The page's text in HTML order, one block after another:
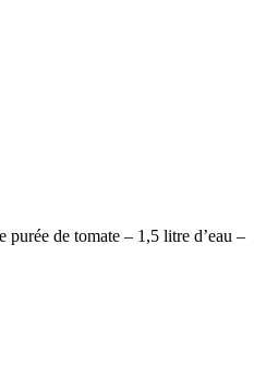
de tomate – 1,5 litre d’eau –